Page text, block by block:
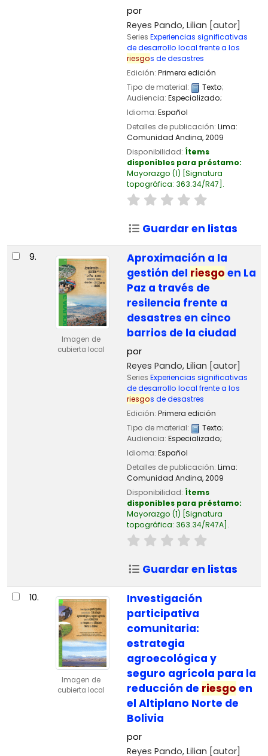
por
Reyes Pando, Lilian [autor]
Series Experiencias significativas
de desarrollo local frente a los
riesgos de desastres
Edición: Primera edición
Tipo de material:
Texto;
Audiencia: Especializado;
Idioma: Español
Detalles de publicación: Lima:
Comunidad Andina,2009
Disponibilidad: Ítems
disponibles para préstamo:
Mayorazgo (1) Signatura
topográfica: 363.34/R47 .
Guardar en listas
9.
Imagen de
cubierta local
Aproximación a la
gestión del riesgo en La
Paz a través de
resilencia frente a
desastres en cinco
barrios de la ciudad
por
Reyes Pando, Lilian [autor]
Series Experiencias significativas
de desarrollo local frente a los
riesgos de desastres
Edición: Primera edición
Tipo de material:
Texto;
Audiencia: Especializado;
Idioma: Español
Detalles de publicación: Lima:
Comunidad Andina,2009
Disponibilidad: Ítems
disponibles para préstamo:
Mayorazgo (1) Signatura
topográfica: 363.34/R47A .
Guardar en listas
10.
Imagen de
cubierta local
Investigación
participativa
comunitaria:
estrategia
agroecológica y
seguro agrícola para la
reducción de riesgo en
el Altiplano Norte de
Bolivia
por
Reyes Pando, Lilian [autor]